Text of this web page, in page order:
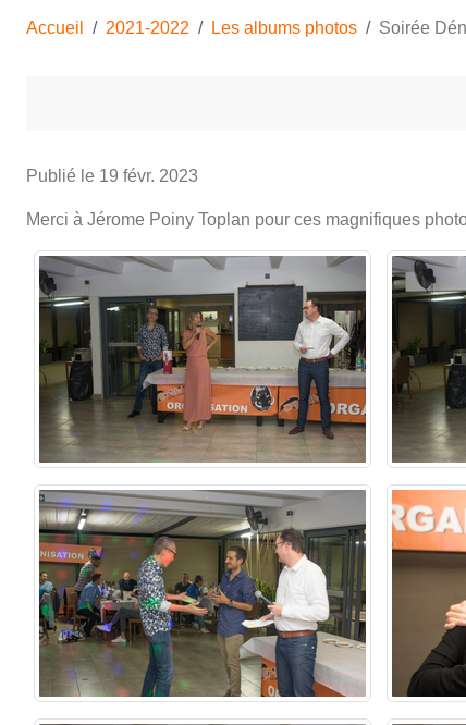
Accueil 2021-2022 Les albums photos Soirée
Publié le 19 févr. 2023
Merci à Jérome Poiny Toplan pour ces magnifiques